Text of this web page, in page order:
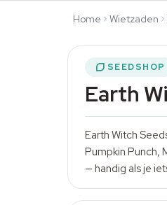
Home Wietzaden
SEEDSHOP
Earth
Earth Witch
Pumpkin Punch,
— handig als je